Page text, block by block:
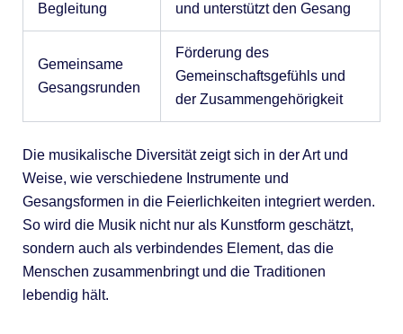
Begleitung
und unterstützt den Gesang
Gemeinsame
Gesangsrunden
Förderung des
Gemeinschaftsgefühls und
der Zusammengehörigkeit
Die musikalische Diversität zeigt sich in der Art und
Weise, wie verschiedene Instrumente und
Gesangsformen in die Feierlichkeiten integriert werden.
So wird die Musik nicht nur als Kunstform geschätzt,
sondern auch als verbindendes Element, das die
Menschen zusammenbringt und die Traditionen
lebendig hält.